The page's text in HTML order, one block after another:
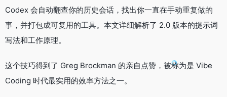
Codex 会自动翻查你的历史会话，找出你一直在手动重复做的
事，并打包成可复用的工具。本文详细解析了 2.0 版本的提示词
写法和工作原理。
这个技巧得到了 Greg Brockman 的亲自点赞，被称为是 Vibe
Coding 时代最实用的效率方法之一。